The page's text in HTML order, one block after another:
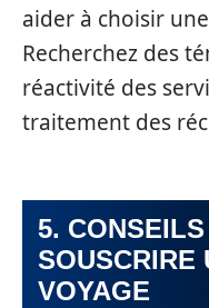
aider à choisir
Recherchez des
réactivité des
traitement des
5.
SOUSCRIRE
VOYAGE